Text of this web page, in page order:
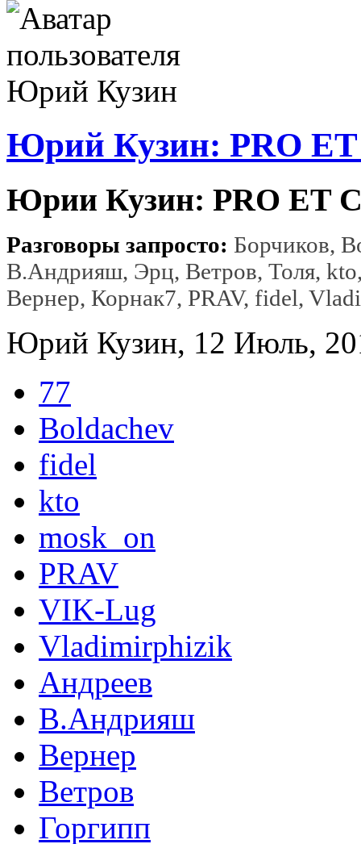
Юрий Кузин: PRO
Юрии Кузин: PRO ET
Разговоры запросто: Борчиков,
В.Андрияш, Эрц, Ветров, Толя,
Вернер, Корнак7, PRAV, fidel,
Юрий Кузин, 12 Июль,
77
Boldachev
fidel
kto
mosk_on
PRAV
VIK-Lug
Vladimirphizik
Андреев
В.Андрияш
Вернер
Ветров
Горгипп